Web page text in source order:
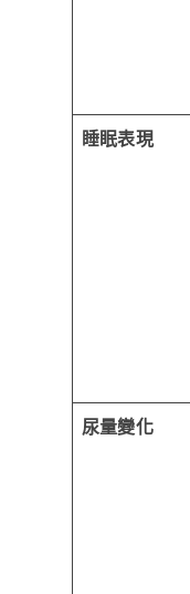
睡眠表現
尿量變化